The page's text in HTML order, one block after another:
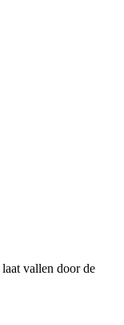
vallen door de